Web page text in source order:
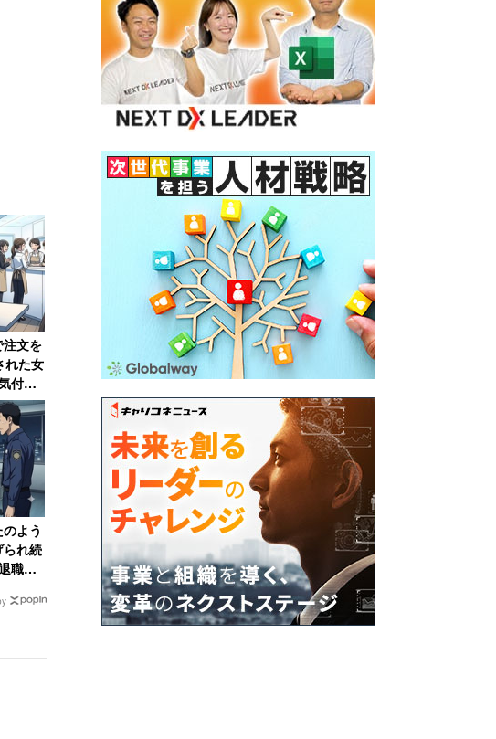
人が
10
注文を
れた女
付か
その
よう
られ続
職→